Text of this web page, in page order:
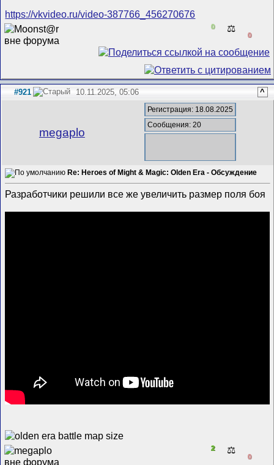
https://vkvideo.ru/video-387766_456270676
0 ⚖️
0
#921 10.11.2025, 05:06 ^
megaplo
Регистрация: 18.08.2025
Сообщения: 20
Re: Heroes of Might & Magic: Olden Era - Обсуждение
Разработчики решили все же увеличить размер поля боя
2 ⚖️
0